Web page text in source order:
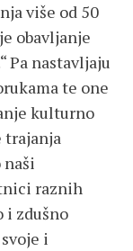
više od 50
obavljanje
Pa nastavljaju
te one
kulturno
naši
raznih
i zdušno
i